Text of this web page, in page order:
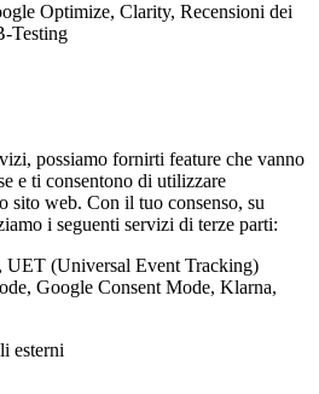
Optimize, Clarity, Recensioni dei
Testing
possiamo fornirti feature che vanno
e ti consentono di utilizzare
sito web. Con il tuo consenso, su
i seguenti servizi di terze parti:
UET (Universal Event Tracking)
Google Consent Mode, Klarna,
esterni